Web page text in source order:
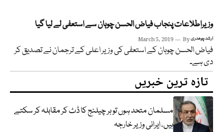
وزیراطلاعات پنجاب فیاض الحسن چوہان سے استعفی لے لیا گیا
March 5, 2019 Byارشد چوھدری
فیاض الحسن چوہان کے استعفی کی وزیر اعلی کے ترجمان نے تصدیق کر
دی ہے۔
تازہ ترین خبریں
مسلمان متحد ہوں تو ہر چیلنج کا ڈٹ کر مقابلہ کر سکتے
ہیں، ایرانی وزیر خارجہ